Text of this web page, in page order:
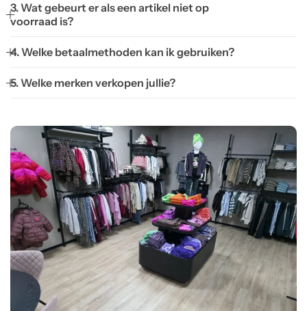
3. Wat gebeurt er als een artikel niet op
voorraad is?
4. Welke betaalmethoden kan ik gebruiken?
5. Welke merken verkopen jullie?